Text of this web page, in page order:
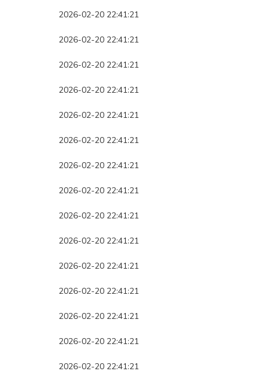
2026-02-20 22:41:21
2026-02-20 22:41:21
2026-02-20 22:41:21
2026-02-20 22:41:21
2026-02-20 22:41:21
2026-02-20 22:41:21
2026-02-20 22:41:21
2026-02-20 22:41:21
2026-02-20 22:41:21
2026-02-20 22:41:21
2026-02-20 22:41:21
2026-02-20 22:41:21
2026-02-20 22:41:21
2026-02-20 22:41:21
2026-02-20 22:41:21